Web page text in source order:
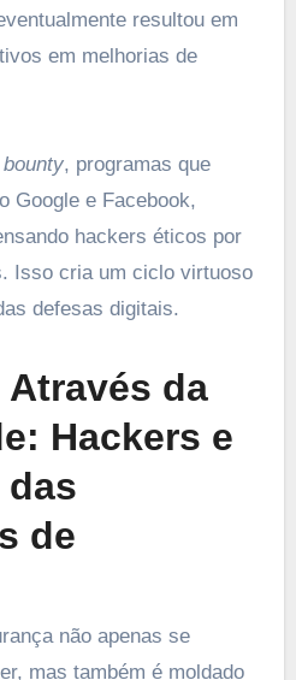
resultou em
em melhorias de
, programas que
Google e Facebook,
hackers éticos por
Isso cria um ciclo virtuoso
defesas digitais.
da
Hackers e
das
de
não apenas se
mas também é moldado